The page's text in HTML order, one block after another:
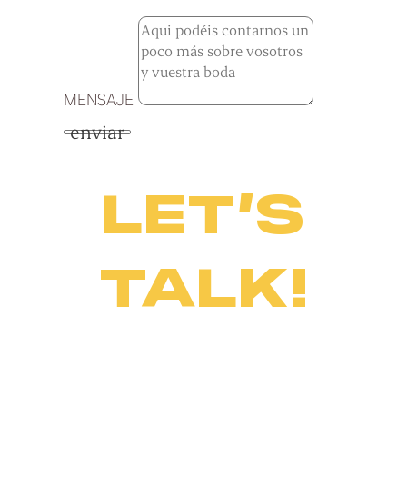
MENSAJE
enviar
LET’S
TALK!